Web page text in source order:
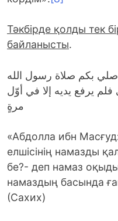
Тәкбірде қолды тек
байланысты.
بكم صلاة رسول الله
يرفع يديه إلا في أوّل
مرةٍ
«Абдолла ибн
елшісінің намазды
бе?- деп намаз
намаздың басында
(Сахих)